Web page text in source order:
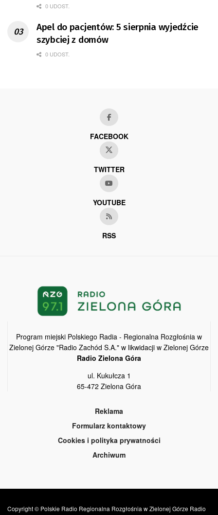
0 UDOST.
Apel do pacjentów: 5 sierpnia wyjedźcie
szybciej z domów
0 UDOST.
FACEBOOK
TWITTER
YOUTUBE
RSS
Program miejski Polskiego Radia - Regionalna Rozgłośnia w
Zielonej Górze "Radio Zachód S.A." w likwidacji w Zielonej Górze
Radio Zielona Góra
ul. Kukułcza 1
65-472 Zielona Góra
Reklama
Formularz kontaktowy
Cookies i polityka prywatności
Archiwum
Copyright © Polskie Radio Regionalna Rozgłośnia w Zielonej Górze Radio